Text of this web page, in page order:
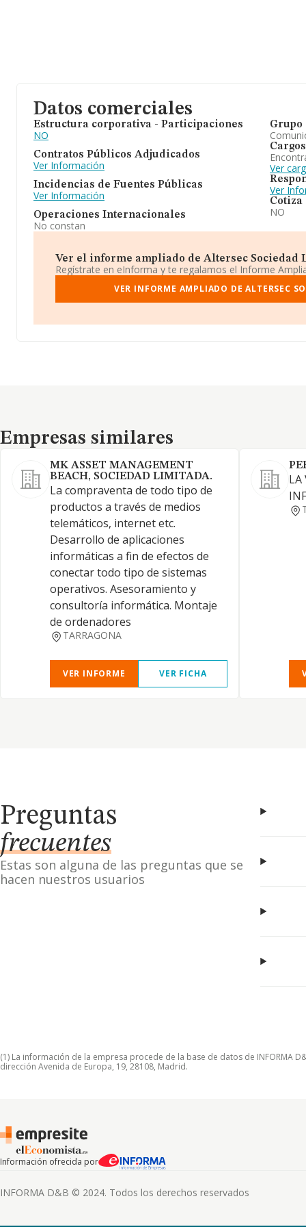
Datos comerciales
Estructura corporativa - Participaciones
NO
Contratos Públicos Adjudicados
Ver Información
Incidencias de Fuentes Públicas
Ver Información
Operaciones Internacionales
No constan
Grupo
Cargos
Ver
Ver
Cotiza
NO
Ver el informe ampliado de Altersec Sociedad
Regístrate en eInforma y te regalamos el Informe
VER INFORME AMPLIADO DE ALTERSEC
Empresas similares
Empresas similares
MK ASSET MANAGEMENT
BEACH, SOCIEDAD LIMITADA.
La compraventa de todo tipo de
productos a través de medios
telemáticos, internet etc.
Desarrollo de aplicaciones
informáticas a fin de efectos de
conectar todo tipo de sistemas
operativos. Asesoramiento y
consultoría informática. Montaje
de ordenadores
TARRAGONA
VER INFORME VER FICHA
LA
Preguntas
frecuentes
Estas son alguna de las preguntas que se
hacen nuestros usuarios
(1) La información de la empresa procede de la base de datos de INFORMA
dirección Avenida de Europa, 19, 28108, Madrid.
Información ofrecida por
INFORMA D&B © 2024. Todos los derechos reservados